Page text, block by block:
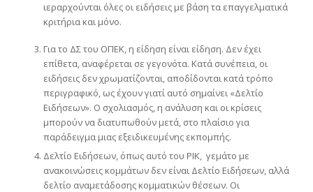
ιεραρχούνται όλες οι ειδήσεις με βάση τα επαγγελματικά
κριτήρια και μόνο.
Για το ΔΣ του ΟΠΕΚ, η είδηση είναι είδηση. Δεν έχει
επίθετα, αναφέρεται σε γεγονότα. Κατά συνέπεια, οι
ειδήσεις δεν χρωματίζονται, αποδίδονται κατά τρόπο
περιγραφικό, ως έχουν γιατί αυτό σημαίνει «Δελτίο
Ειδήσεων». Ο σχολιασμός, η ανάλυση και οι κρίσεις
μπορούν να διατυπωθούν μετά, στο πλαίσιο για
παράδειγμα μιας εξειδικευμένης εκπομπής.
Δελτίο Ειδήσεων, όπως αυτό του ΡΙΚ, γεμάτο με
ανακοινώσεις κομμάτων δεν είναι Δελτίο Ειδήσεων, αλλά
δελτίο αναμετάδοσης κομματικών θέσεων. Οι